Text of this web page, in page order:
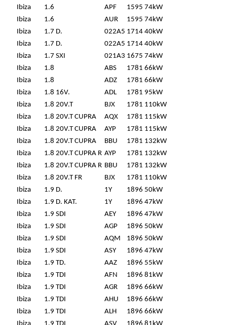
Ibiza
1.6 APF 1595 74kW
Ibiza
1.6 AUR 1595 74kW
Ibiza
1.7 D. 022A5 1714 40kW
Ibiza
1.7 D. 022A5 1714 40kW
Ibiza
1.7 SXI 021A3 1675 74kW
Ibiza
1.8 ABS 1781 66kW
Ibiza
1.8 ADZ 1781 66kW
Ibiza
1.8 16V. ADL 1781 95kW
Ibiza
1.8 20V.T BJX 1781 110kW
Ibiza
1.8 20V.T CUPRA AQX 1781 115kW
Ibiza
1.8 20V.T CUPRA AYP 1781 115kW
Ibiza
1.8 20V.T CUPRA BBU 1781 132kW
Ibiza
1.8 20V.T CUPRA R AYP 1781 132kW
Ibiza
1.8 20V.T CUPRA R BBU 1781 132kW
Ibiza
1.8 20V.T FR BJX 1781 110kW
Ibiza
1.9 D. 1Y 1896 50kW
Ibiza
1.9 D. KAT. 1Y 1896 47kW
Ibiza
1.9 SDI AEY 1896 47kW
Ibiza
1.9 SDI AGP 1896 50kW
Ibiza
1.9 SDI AQM 1896 50kW
Ibiza
1.9 SDI ASY 1896 47kW
Ibiza
1.9 TD. AAZ 1896 55kW
Ibiza
1.9 TDI AFN 1896 81kW
Ibiza
1.9 TDI AGR 1896 66kW
Ibiza
1.9 TDI AHU 1896 66kW
Ibiza
1.9 TDI ALH 1896 66kW